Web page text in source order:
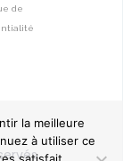
de
la meilleure
à utiliser ce